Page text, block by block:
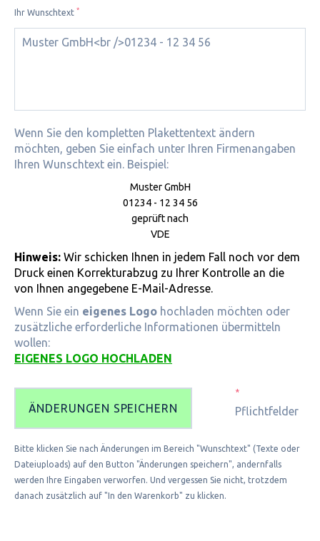
Ihr Wunschtext *
Wenn Sie den kompletten Plakettentext ändern
möchten, geben Sie einfach unter Ihren Firmenangaben
Ihren Wunschtext ein. Beispiel:
Muster GmbH
01234 - 12 34 56
geprüft nach
VDE
Hinweis: Wir schicken Ihnen in jedem Fall noch vor dem
Druck einen Korrekturabzug zu Ihrer Kontrolle an die
von Ihnen angegebene E-Mail-Adresse.
Wenn Sie ein eigenes Logo hochladen möchten oder
zusätzliche erforderliche Informationen übermitteln
wollen:
EIGENES LOGO HOCHLADEN
ÄNDERUNGEN SPEICHERN
*
Pflichtfelder
Bitte klicken Sie nach Änderungen im Bereich "Wunschtext" (Texte oder
Dateiuploads) auf den Button "Änderungen speichern", andernfalls
werden Ihre Eingaben verworfen. Und vergessen Sie nicht, trotzdem
danach zusätzlich auf "In den Warenkorb" zu klicken.